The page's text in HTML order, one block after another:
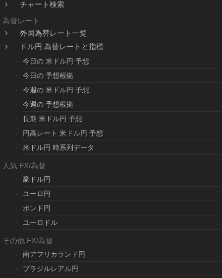
チャート検索
為替レート
外国為替レート一覧
ドル円 為替レートと指標
今日の 米ドル円 予想
今日の 予想根拠
今週の 米ドル円 予想
今週の 予想根拠
長期 米ドル円 予想
円高レート 米ドル円 予想
米ドル円 時系列データ
人気 FX/為替
豪ドル円
ユーロ円
ポンド円
ユーロドル
その他 FX/為替
南アフリカランド円
ブラジルレアル円